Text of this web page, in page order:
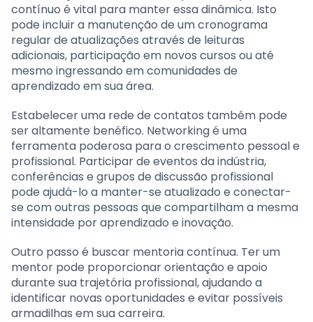
contínuo é vital para manter essa dinâmica. Isto
pode incluir a manutenção de um cronograma
regular de atualizações através de leituras
adicionais, participação em novos cursos ou até
mesmo ingressando em comunidades de
aprendizado em sua área.
Estabelecer uma rede de contatos também pode
ser altamente benéfico. Networking é uma
ferramenta poderosa para o crescimento pessoal e
profissional. Participar de eventos da indústria,
conferências e grupos de discussão profissional
pode ajudá-lo a manter-se atualizado e conectar-
se com outras pessoas que compartilham a mesma
intensidade por aprendizado e inovação.
Outro passo é buscar mentoria contínua. Ter um
mentor pode proporcionar orientação e apoio
durante sua trajetória profissional, ajudando a
identificar novas oportunidades e evitar possíveis
armadilhas em sua carreira.